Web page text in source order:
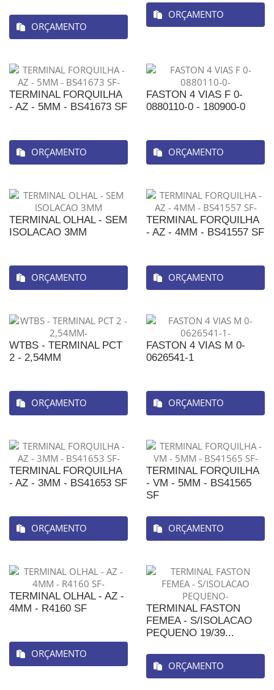
ORÇAMENTO
ORÇAMENTO
TERMINAL FORQUILHA
- AZ - 5MM - BS41673 SF
ORÇAMENTO
FASTON 4 VIAS F 0-
0880110-0 - 180900-0
ORÇAMENTO
TERMINAL OLHAL - SEM
ISOLACAO 3MM
ORÇAMENTO
TERMINAL FORQUILHA
- AZ - 4MM - BS41557 SF
ORÇAMENTO
WTBS - TERMINAL PCT
2 - 2,54MM
ORÇAMENTO
FASTON 4 VIAS M 0-
0626541-1
ORÇAMENTO
TERMINAL FORQUILHA
- AZ - 3MM - BS41653 SF
ORÇAMENTO
TERMINAL FORQUILHA
- VM - 5MM - BS41565
SF
ORÇAMENTO
TERMINAL OLHAL - AZ -
4MM - R4160 SF
ORÇAMENTO
TERMINAL FASTON
FEMEA - S/ISOLACAO
PEQUENO 19/39...
ORÇAMENTO